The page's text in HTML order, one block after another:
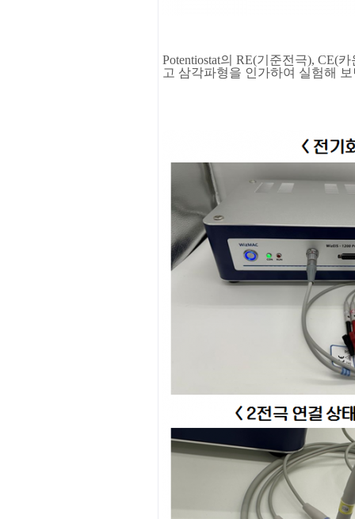
Potentiostat의 RE(기준전극), CE(카
고 삼각파형을 인가하여 실험해